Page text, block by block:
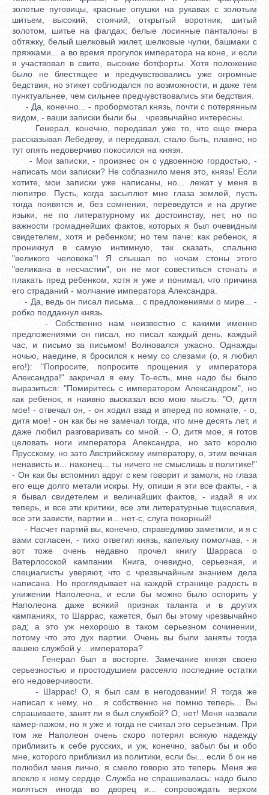
золотые пуговицы, красные опушки на рукавах с золотым
шитьем, высокий, стоячий, открытый воротник, шитый
золотом, шитье на фалдах; белые лосинные панталоны в
обтяжку, белый шелковый жилет, шелковые чулки, башмаки с
пряжками... а во время прогулок императора на коне, и если
я участвовал в свите, высокие ботфорты. Хотя положение
было не блестящее и предчувствовались уже огромные
бедствия, но этикет соблюдался по возможности, и даже тем
пунктуальнее, чем сильнее предчувствовались эти бедствия.
- Да, конечно... - пробормотал князь, почти с потерянным
видом, - ваши записки были бы... чрезвычайно интересны.
Генерал, конечно, передавал уже то, что еще вчера
рассказывал Лебедеву, и передавал, стало быть, плавно; но
тут опять недоверчиво покосился на князя.
- Мои записки, - произнес он с удвоенною гордостью, -
написать мои записки? Не соблазнило меня это, князь! Если
хотите, мои записки уже написаны, но... лежат у меня в
пюпитре. Пусть, когда засыплют мне глаза землей, пусть
тогда появятся и, без сомнения, переведутся и на другие
языки, не по литературному их достоинству, нет, но по
важности громаднейших фактов, которых я был очевидным
свидетелем, хотя и ребенком; но тем паче: как ребенок, я
проникнул в самую интимную, так сказать, спальню
"великого человека"! Я слышал по ночам стоны этого
"великана в несчастии", он не мог совеститься стонать и
плакать пред ребенком, хотя я уже и понимал, что причина
его страданий - молчание императора Александра.
- Да, ведь он писал письма... с предложениями о мире... -
робко поддакнул князь.
- Собственно нам неизвестно с какими именно
предложениями он писал, но писал каждый день, каждый
час, и письмо за письмом! Волновался ужасно. Однажды
ночью, наедине, я бросился к нему со слезами (о, я любил
его!): "Попросите, попросите прощения у императора
Александра!" закричал я ему. То-есть, мне надо бы было
выразиться: "Помиритесь с императором Александром", но
как ребенок, я наивно высказал всю мою мысль. "О, дитя
мое! - отвечал он, - он ходил взад и вперед по комнате, - о,
дитя мое! - он как бы не замечал тогда, что мне десять лет, и
даже любил разговаривать со мной. - О, дитя мое, я готов
целовать ноги императора Александра, но зато королю
Прусскому, но зато Австрийскому императору, о, этим вечная
ненависть и... наконец... ты ничего не смыслишь в политике!"
- Он как бы вспомнил вдруг с кем говорит и замолк, но глаза
его еще долго метали искры. Ну, опиши я эти все факты, - а
я бывал свидетелем и величайших фактов, - издай я их
теперь, и все эти критики, все эти литературные тщеславия,
все эти зависти, партии и... нет-с, слуга покорный!
- Насчет партий вы, конечно, справедливо заметили, и я с
вами согласен, - тихо ответил князь, капельку помолчав, - я
вот тоже очень недавно прочел книгу Шарраса о
Ватерлосской кампании. Книга, очевидно, серьезная, и
специалисты уверяют, что с чрезвычайным знанием дела
написана. Но проглядывает на каждой странице радость в
унижении Наполеона, и если бы можно было оспорить у
Наполеона даже всякий признак таланта и в других
кампаниях, то Шаррас, кажется, был бы этому чрезвычайно
рад; а это уж нехорошо в таком серьезном сочинении,
потому что это дух партии. Очень вы были заняты тогда
вашею службой у... императора?
Генерал был в восторге. Замечание князя своею
серьезностью и простодушием рассеяло последние остатки
его недоверчивости.
- Шаррас! О, я был сам в негодовании! Я тогда же
написал к нему, но... я собственно не помню теперь... Вы
спрашиваете, занят ли я был службой? О, нет! Меня назвали
камер-пажом, но я уже и тогда не считал это серьезным. При
том же Наполеон очень скоро потерял всякую надежду
приблизить к себе русских, и уж, конечно, забыл бы и обо
мне, которого приблизил из политики, если бы... если б он не
полюбил меня лично, я смело говорю это теперь. Меня же
влекло к нему сердце. Служба не спрашивалась: надо было
являться иногда во дворец и... сопровождать верхом